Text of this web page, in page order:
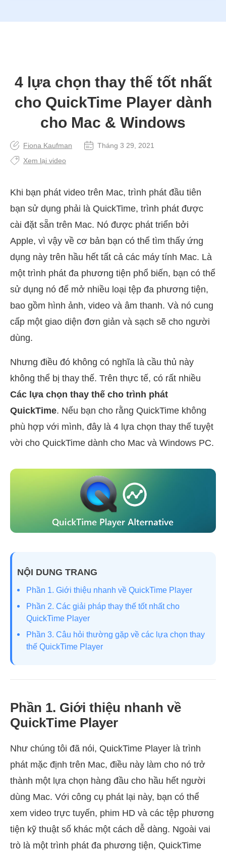
4 lựa chọn thay thế tốt nhất
cho QuickTime Player dành
cho Mac & Windows
Fiona Kaufman
Tháng 3 29, 2021
Xem lại video
Khi bạn phát video trên Mac, trình phát đầu tiên
bạn sử dụng phải là QuickTime, trình phát được
cài đặt sẵn trên Mac. Nó được phát triển bởi
Apple, vì vậy về cơ bản bạn có thể tìm thấy ứng
dụng này trên hầu hết tất cả các máy tính Mac. Là
một trình phát đa phương tiện phổ biến, bạn có thể
sử dụng nó để mở nhiều loại tệp đa phương tiện,
bao gồm hình ảnh, video và âm thanh. Và nó cung
cấp một giao diện đơn giản và sạch sẽ cho người
dùng.
Nhưng điều đó không có nghĩa là cầu thủ này
không thể bị thay thế. Trên thực tế, có rất nhiều
Các lựa chọn thay thế cho trình phát
QuickTime. Nếu bạn cho rằng QuickTime không
phù hợp với mình, đây là 4 lựa chọn thay thế tuyệt
vời cho QuickTime dành cho Mac và Windows PC.
NỘI DUNG TRANG
Phần 1. Giới thiệu nhanh về QuickTime Player
Phần 2. Các giải pháp thay thế tốt nhất cho
QuickTime Player
Phần 3. Câu hỏi thường gặp về các lựa chọn thay
thế QuickTime Player
Phần 1. Giới thiệu nhanh về
QuickTime Player
Như chúng tôi đã nói, QuickTime Player là trình
phát mặc định trên Mac, điều này làm cho nó trở
thành một lựa chọn hàng đầu cho hầu hết người
dùng Mac. Với công cụ phát lại này, bạn có thể
xem video trực tuyến, phim HD và các tệp phương
tiện kỹ thuật số khác một cách dễ dàng. Ngoài vai
trò là một trình phát đa phương tiện, QuickTime